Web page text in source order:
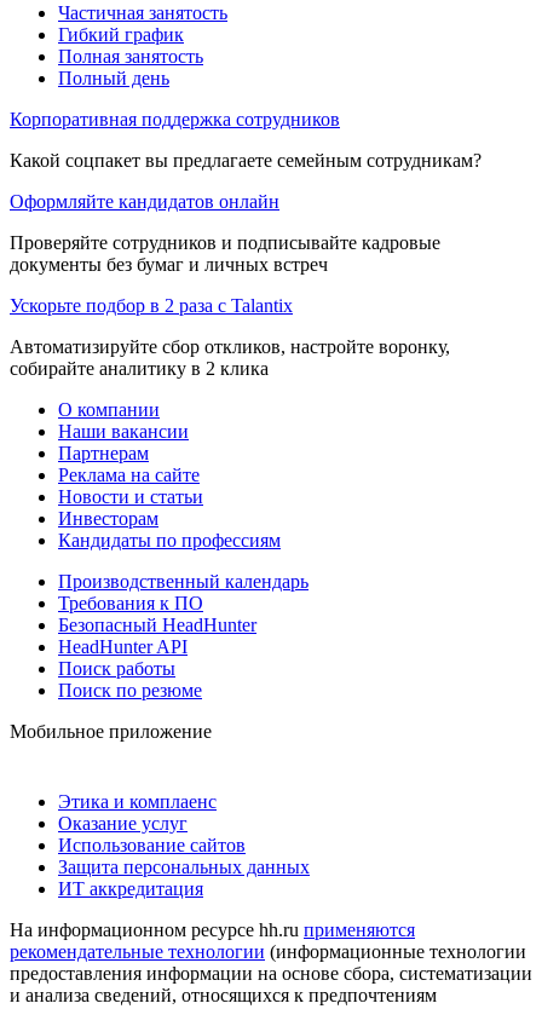
Частичная занятость
Гибкий график
Полная занятость
Полный день
Корпоративная поддержка сотрудников
Какой соцпакет вы предлагаете семейным сотрудникам?
Оформляйте кандидатов онлайн
Проверяйте сотрудников и подписывайте кадровые
документы без бумаг и личных встреч
Ускорьте подбор в 2 раза с Talantix
Автоматизируйте сбор откликов, настройте воронку,
собирайте аналитику в 2 клика
О компании
Наши вакансии
Партнерам
Реклама на сайте
Новости и статьи
Инвесторам
Кандидаты по профессиям
Производственный календарь
Требования к ПО
Безопасный HeadHunter
HeadHunter API
Поиск работы
Поиск по резюме
Мобильное приложение
Этика и комплаенс
Оказание услуг
Использование сайтов
Защита персональных данных
ИТ аккредитация
На информационном ресурсе hh.ru применяются
рекомендательные технологии (информационные технологии
предоставления информации на основе сбора, систематизации
и анализа сведений, относящихся к предпочтениям